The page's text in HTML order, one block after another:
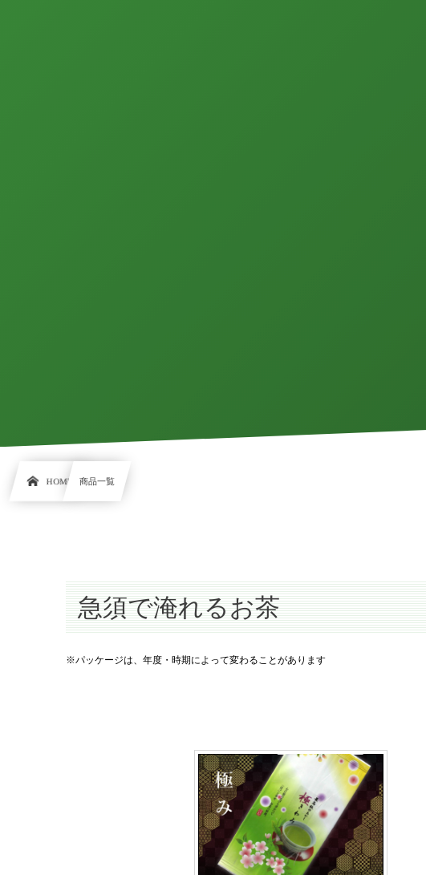
HOME 商品一覧
急須で淹れるお茶
※パッケージは、年度・時期によって変わることがあります